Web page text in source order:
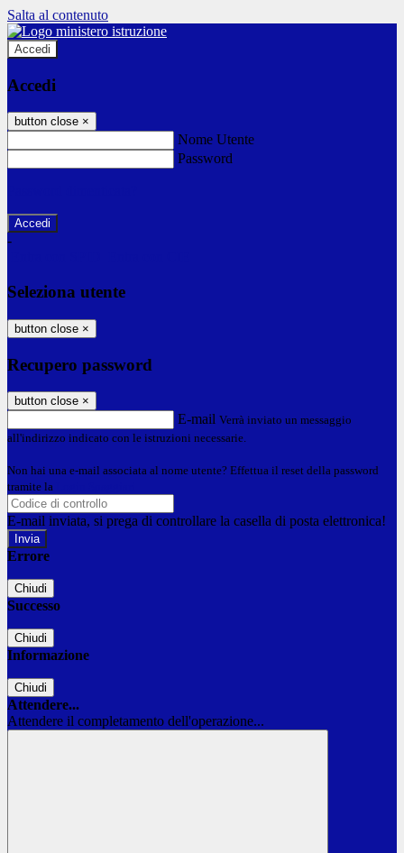
Salta al contenuto
Accedi
Accedi
button close ×
Nome Utente
Password
-
Seleziona utente
button close ×
Recupero password
button close ×
E-mail Verrà inviato un messaggio
all'indirizzo indicato con le istruzioni necessarie.
Non hai una e-mail associata al nome utente? Effettua il reset della password
tramite la
E-mail inviata, si prega di controllare la casella di posta elettronica!
Errore
Chiudi
Successo
Chiudi
Informazione
Chiudi
Attendere...
Attendere il completamento dell'operazione...